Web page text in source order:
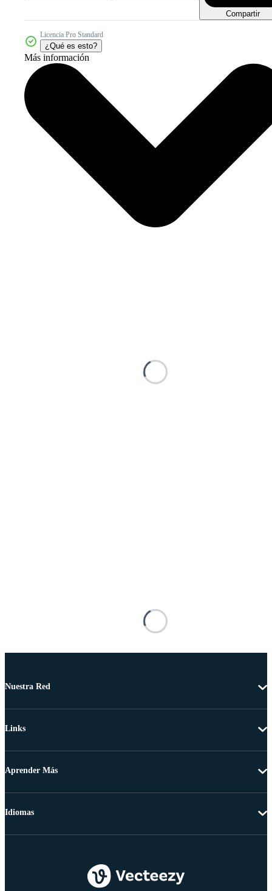
Compartir
Licencia Pro Standard
¿Qué es esto?
Más información
Nuestra Red
Links
Aprender Más
Idiomas